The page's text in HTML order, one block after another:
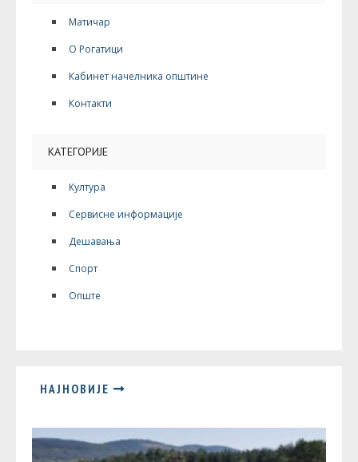
Матичар
О Рогатици
Кабинет начелника општине
Контакти
КАТЕГОРИЈЕ
Култура
Сервисне информације
Дешавања
Спорт
Опште
НАЈНОВИЈЕ